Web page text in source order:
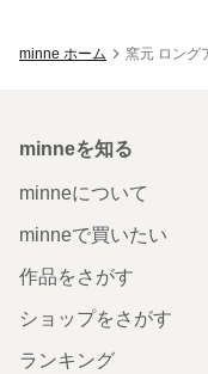
minne ホーム 窯元 ロング
minneを知る
minneについて
minneで買いたい
作品をさがす
ショップをさがす
ランキング